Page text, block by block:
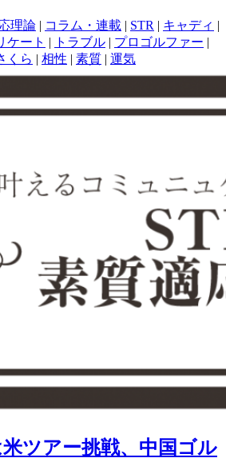
理論 | コラム・連載 | STR | キャディ |
ケート | トラブル | プロゴルファー |
くら | 相性 | 素質 | 運気
ツアー挑戦、中国ゴル